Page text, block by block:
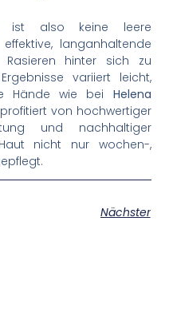
ist also keine leere
langanhaltende
hinter sich zu
variiert leicht,
Hände wie bei Helena
von hochwertiger
und nachhaltiger
nicht nur wochen-,
Nächster